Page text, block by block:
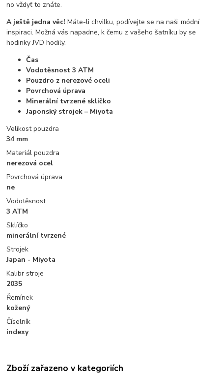
no vždyť to znáte.
A ještě jedna věc! Máte-li chvilku, podívejte se na naši módní
inspiraci. Možná vás napadne, k čemu z vašeho šatníku by se
hodinky JVD hodily.
Čas
Vodotěsnost 3 ATM
Pouzdro z nerezové oceli
Povrchová úprava
Minerální tvrzené sklíčko
Japonský strojek – Miyota
Velikost pouzdra
34 mm
Materiál pouzdra
nerezová ocel
Povrchová úprava
ne
Vodotěsnost
3 ATM
Sklíčko
minerální tvrzené
Strojek
Japan - Miyota
Kalibr stroje
2035
Řemínek
kožený
Číselník
indexy
Zboží zařazeno v kategoriích